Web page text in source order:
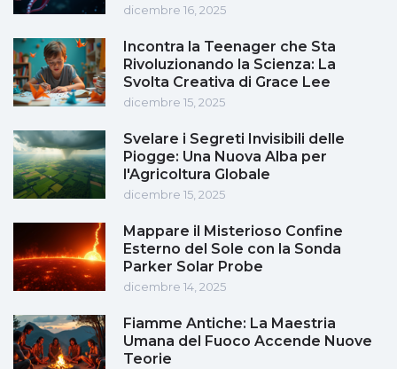
dicembre 16, 2025
Incontra la Teenager che Sta
Rivoluzionando la Scienza: La
Svolta Creativa di Grace Lee
dicembre 15, 2025
Svelare i Segreti Invisibili delle
Piogge: Una Nuova Alba per
l'Agricoltura Globale
dicembre 15, 2025
Mappare il Misterioso Confine
Esterno del Sole con la Sonda
Parker Solar Probe
dicembre 14, 2025
Fiamme Antiche: La Maestria
Umana del Fuoco Accende Nuove
Teorie